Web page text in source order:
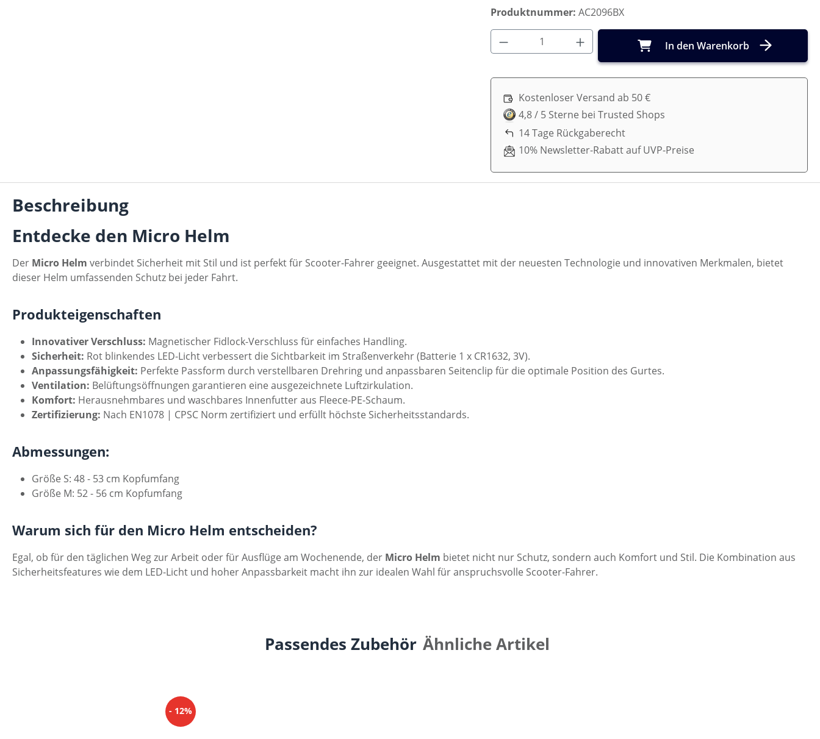
Produktnummer: AC2096BX
Produkt Anzahl: Gib den gewünschten Wert
In den Warenkorb
Kostenloser Versand ab 50 €
4,8 / 5 Sterne bei Trusted Shops
14 Tage Rückgaberecht
10% Newsletter-Rabatt auf UVP-Preise
Beschreibung
Entdecke den Micro Helm
Der Micro Helm verbindet Sicherheit mit Stil und ist perfekt für Scooter-Fahrer geeignet. Ausgestattet mit der neuesten Technologie und innovativen Merkmalen, bietet
dieser Helm umfassenden Schutz bei jeder Fahrt.
Produkteigenschaften
Innovativer Verschluss: Magnetischer Fidlock-Verschluss für einfaches Handling.
Sicherheit: Rot blinkendes LED-Licht verbessert die Sichtbarkeit im Straßenverkehr (Batterie 1 x CR1632, 3V).
Anpassungsfähigkeit: Perfekte Passform durch verstellbaren Drehring und anpassbaren Seitenclip für die optimale Position des Gurtes.
Ventilation: Belüftungsöffnungen garantieren eine ausgezeichnete Luftzirkulation.
Komfort: Herausnehmbares und waschbares Innenfutter aus Fleece-PE-Schaum.
Zertifizierung: Nach EN1078 | CPSC Norm zertifiziert und erfüllt höchste Sicherheitsstandards.
Abmessungen:
Größe S: 48 - 53 cm Kopfumfang
Größe M: 52 - 56 cm Kopfumfang
Warum sich für den Micro Helm entscheiden?
Egal, ob für den täglichen Weg zur Arbeit oder für Ausflüge am Wochenende, der Micro Helm bietet nicht nur Schutz, sondern auch Komfort und Stil. Die Kombination aus
Sicherheitsfeatures wie dem LED-Licht und hoher Anpassbarkeit macht ihn zur idealen Wahl für anspruchsvolle Scooter-Fahrer.
Passendes Zubehör Ähnliche Artikel
- 12%